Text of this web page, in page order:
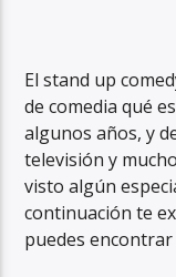
El stand up
de comedia qué
algunos años, y
televisión y
visto algún
continuación te
puedes